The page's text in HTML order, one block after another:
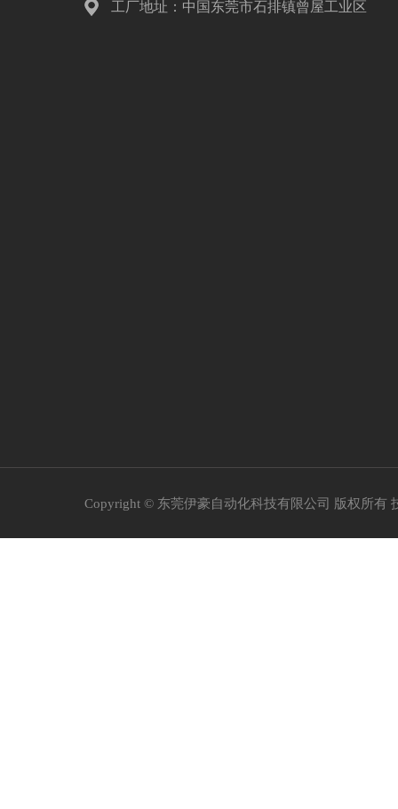
工厂地址：中国东莞市石排镇曾屋工业区
Copyright © 东莞伊豪自动化科技有限公司 版权所有